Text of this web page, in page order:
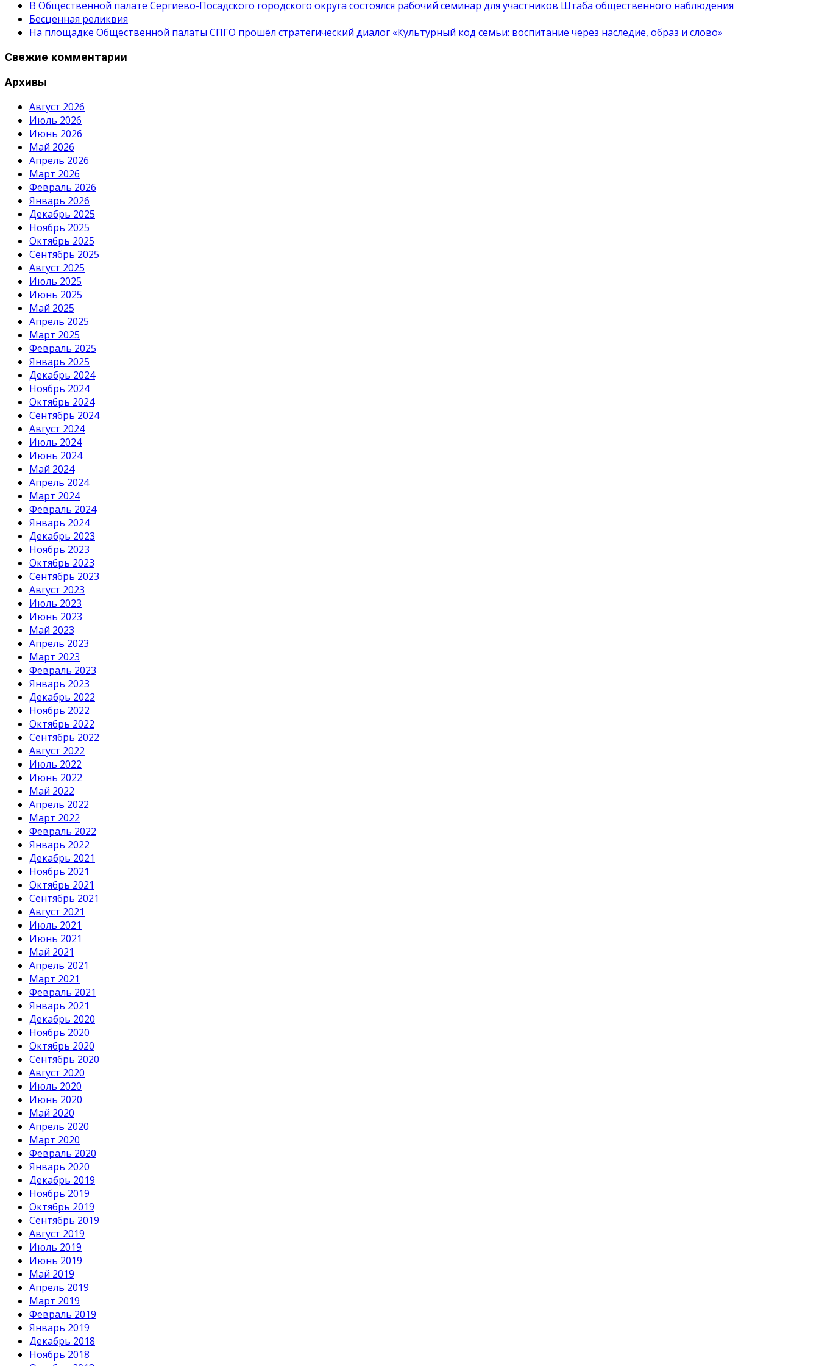
В Общественной палате Сергиево-Посадского городского округа состоялся рабочий семинар для участников Штаба общественного наблюдения
Бесценная реликвия
На площадке Общественной палаты СПГО прошёл стратегический диалог «Культурный код семьи: воспитание через наследие, образ и слово»
Свежие комментарии
Архивы
Август 2026
Июль 2026
Июнь 2026
Май 2026
Апрель 2026
Март 2026
Февраль 2026
Январь 2026
Декабрь 2025
Ноябрь 2025
Октябрь 2025
Сентябрь 2025
Август 2025
Июль 2025
Июнь 2025
Май 2025
Апрель 2025
Март 2025
Февраль 2025
Январь 2025
Декабрь 2024
Ноябрь 2024
Октябрь 2024
Сентябрь 2024
Август 2024
Июль 2024
Июнь 2024
Май 2024
Апрель 2024
Март 2024
Февраль 2024
Январь 2024
Декабрь 2023
Ноябрь 2023
Октябрь 2023
Сентябрь 2023
Август 2023
Июль 2023
Июнь 2023
Май 2023
Апрель 2023
Март 2023
Февраль 2023
Январь 2023
Декабрь 2022
Ноябрь 2022
Октябрь 2022
Сентябрь 2022
Август 2022
Июль 2022
Июнь 2022
Май 2022
Апрель 2022
Март 2022
Февраль 2022
Январь 2022
Декабрь 2021
Ноябрь 2021
Октябрь 2021
Сентябрь 2021
Август 2021
Июль 2021
Июнь 2021
Май 2021
Апрель 2021
Март 2021
Февраль 2021
Январь 2021
Декабрь 2020
Ноябрь 2020
Октябрь 2020
Сентябрь 2020
Август 2020
Июль 2020
Июнь 2020
Май 2020
Апрель 2020
Март 2020
Февраль 2020
Январь 2020
Декабрь 2019
Ноябрь 2019
Октябрь 2019
Сентябрь 2019
Август 2019
Июль 2019
Июнь 2019
Май 2019
Апрель 2019
Март 2019
Февраль 2019
Январь 2019
Декабрь 2018
Ноябрь 2018